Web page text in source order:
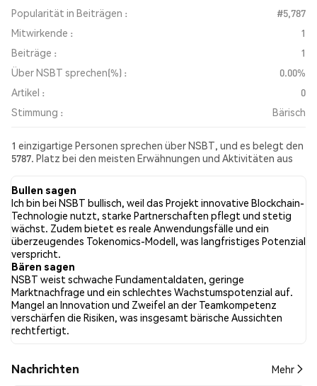
Popularität in Beiträgen :
#5,787
Mitwirkende :
1
Beiträge :
1
Über NSBT sprechen(%) :
0.00%
Artikel :
0
Stimmung :
Bärisch
1 einzigartige Personen sprechen über NSBT, und es belegt den
5787. Platz bei den meisten Erwähnungen und Aktivitäten aus
Stimmung gegenüber NSBT in allen sozialen Medien Bärisch.
Schließlich wurden 0 Nachrichtenartikel über NSBT
veröffentlicht. Auf Twitter hatten NaN% der Tweets eine
bullishe Stimmung im Vergleich zu NaN% der Tweets mit einer
bärischen Stimmung über NSBT. NaN% der Tweets waren
neutral gegenüber NSBT. Diese Stimmungen basieren auf 0
Tweets.
Bullen sagen
Ich bin bei NSBT bullisch, weil das Projekt innovative Blockchain-
Technologie nutzt, starke Partnerschaften pflegt und stetig
wächst. Zudem bietet es reale Anwendungsfälle und ein
überzeugendes Tokenomics-Modell, was langfristiges Potenzial
verspricht.
Bären sagen
NSBT weist schwache Fundamentaldaten, geringe
Marktnachfrage und ein schlechtes Wachstumspotenzial auf.
Mangel an Innovation und Zweifel an der Teamkompetenz
verschärfen die Risiken, was insgesamt bärische Aussichten
rechtfertigt.
Nachrichten Mehr